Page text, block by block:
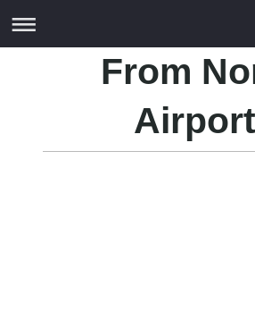
From
Airport